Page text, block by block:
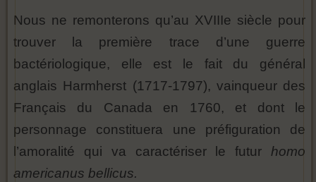
Nous ne remonterons qu’au XVIIIe siècle pour
trouver la première trace d’une guerre
bactériologique, elle est le fait du général
anglais Harmherst (1717-1797), vainqueur des
Français du Canada en 1760, et dont le
personnage constituera une préfiguration de
l’amoralité qui va caractériser le futur homo
americanus bellicus.